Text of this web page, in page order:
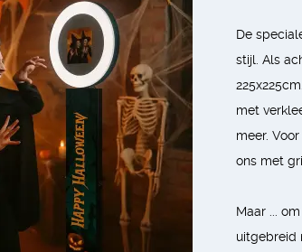
De
stijl. Als
met
meer.
ons met
Maar ...
uitgebreid